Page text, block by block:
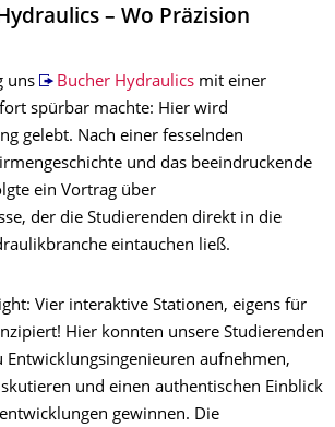
– Wo Präzision
uns Bucher Hydraulicsmit einer
spürbar machte: Hier wird
gelebt. Nach einer fesselnden
und das beeindruckende
ein Vortrag über
der die Studierenden direkt in die
eintauchen ließ.
Vier interaktive Stationen, eigens für
Hier konnten unsere Studierenden
Entwicklungsingenieuren aufnehmen,
und einen authentischen Einblick
gewinnen. Die